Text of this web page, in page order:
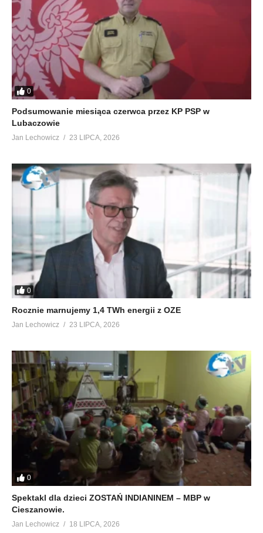
0
Podsumowanie miesiąca czerwca przez KP PSP w
Lubaczowie
Jan Lechowicz 23 LIPCA, 2026
0
Rocznie marnujemy 1,4 TWh energii z OZE
Jan Lechowicz 23 LIPCA, 2026
0
Spektakl dla dzieci ZOSTAŃ INDIANINEM – MBP w
Cieszanowie.
Jan Lechowicz 18 LIPCA, 2026